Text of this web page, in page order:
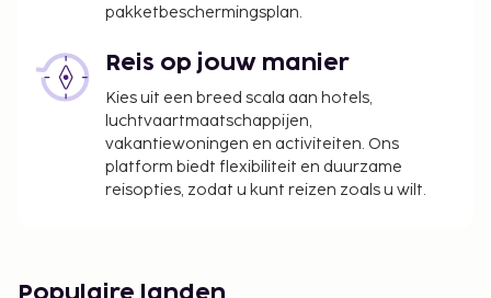
pakketbeschermingsplan.
Reis op jouw manier
Kies uit een breed scala aan hotels,
luchtvaartmaatschappijen,
vakantiewoningen en activiteiten. Ons
platform biedt flexibiliteit en duurzame
reisopties, zodat u kunt reizen zoals u wilt.
Populaire landen